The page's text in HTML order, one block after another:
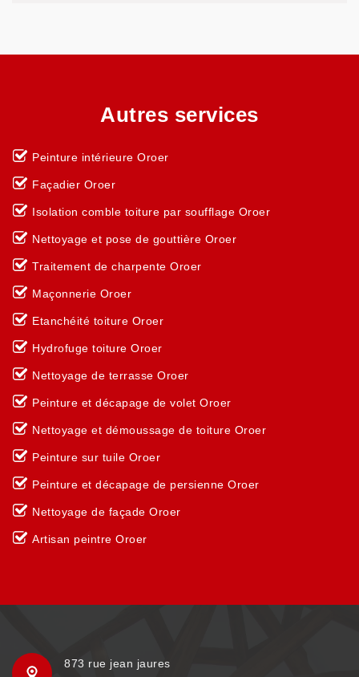
Autres services
Peinture intérieure Oroer
Façadier Oroer
Isolation comble toiture par soufflage Oroer
Nettoyage et pose de gouttière Oroer
Traitement de charpente Oroer
Maçonnerie Oroer
Etanchéité toiture Oroer
Hydrofuge toiture Oroer
Nettoyage de terrasse Oroer
Peinture et décapage de volet Oroer
Nettoyage et démoussage de toiture Oroer
Peinture sur tuile Oroer
Peinture et décapage de persienne Oroer
Nettoyage de façade Oroer
Artisan peintre Oroer
873 rue jean jaures